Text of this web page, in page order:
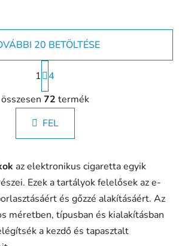
L
i
s
t
a
r
á
n
y
í
t
20 BETÖLTÉSE
L
a
p
o
z
á
1 4
összesen 72 termék
FEL
az elektronikus cigaretta egyik
Ezek a tartályok felelősek az e-
és gőzzé alakításáért. Az
méretben, típusban és kialakításban
a kezdő és tapasztalt